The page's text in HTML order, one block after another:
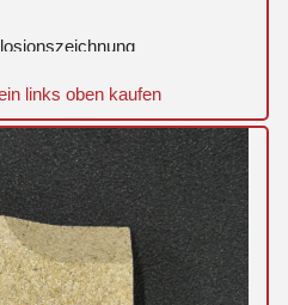
links oben kaufen